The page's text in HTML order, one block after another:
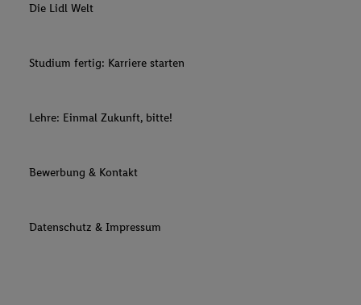
Die Lidl Welt
Studium fertig: Karriere starten
Lehre: Einmal Zukunft, bitte!
Bewerbung & Kontakt
Datenschutz & Impressum